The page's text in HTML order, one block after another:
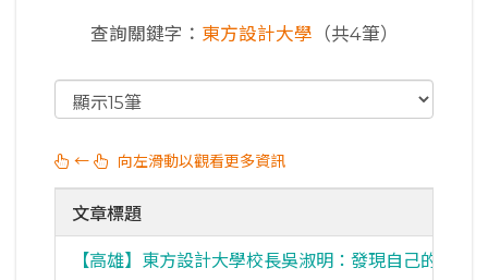
查詢關鍵字： 東方設計大學 （共4筆）
← 向左滑動以觀看更多資訊
文章標題
【高雄】東方設計大學校長吳淑明：發現自己的DNA